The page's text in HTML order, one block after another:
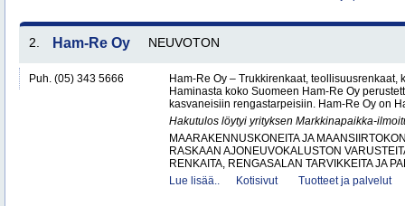
2. Ham-Re Oy NEUVOTON
Puh. (05) 343 5666
Ham-Re Oy – Trukkirenkaat, teollisuusrenkaat,
Haminasta koko Suomeen Ham-Re Oy
kasvaneisiin rengastarpeisiin. Ham-Re Oy on
Hakutulos löytyi yrityksen Markkinapaikka-
MAARAKENNUSKONEITA JA
RASKAAN AJONEUVOKALUSTON
RENKAITA, RENGASALAN TARVIKKEITA JA
Lue lisää..
Kotisivut Tuotteet ja palvelut